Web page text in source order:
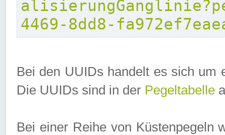
4469-8dd8-
Bei den UUIDs handelt es sich um
Die UUIDs sind in der Pegeltabelle
Bei einer Reihe von Küstenpegeln